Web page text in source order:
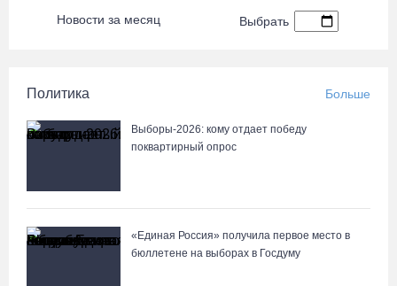
Новости за месяц Выбрать
Политика Больше
Выборы-2026: кому отдает победу
поквартирный опрос
«Единая Россия» получила первое место в
бюллетене на выборах в Госдуму